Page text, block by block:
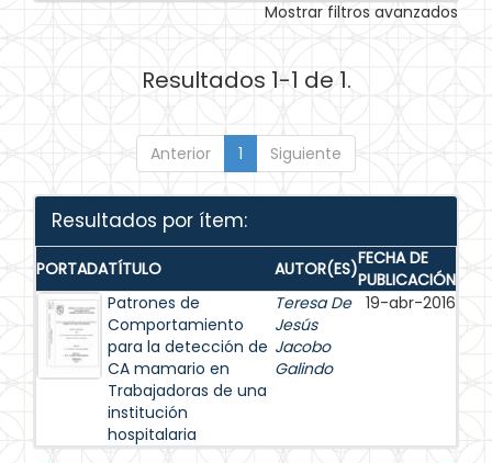
Mostrar filtros avanzados
Resultados 1-1 de 1.
Anterior 1 Siguiente
Resultados por ítem:
PORTADATÍTULO AUTOR(ES)FECHA DE
PUBLICACIÓN
Patrones de
Comportamiento
para la detección de
CA mamario en
Trabajadoras de una
institución
hospitalaria
Teresa De
Jesús
Jacobo
Galindo
19-abr-2016